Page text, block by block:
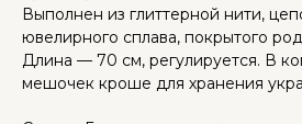
Выполнен из глиттерной нити,
ювелирного сплава, покрытого
Длина — 70 см, регулируется. В
мешочек кроше для хранения